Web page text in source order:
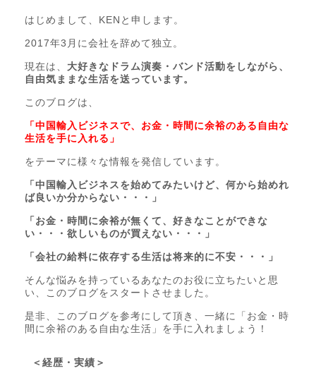
はじめまして、KENと申します。
2017年3月に会社を辞めて独立。
現在は、 大好きなドラム演奏・バンド活動をしながら、
自由気ままな生活を送っています。
このブログは、
「中国輸入ビジネスで、お金・時間に余裕のある自由な
生活を手に入れる」
をテーマに様々な情報を発信しています。
「中国輸入ビジネスを始めてみたいけど、何から始めれ
ば良いか分からない・・・」
「お金・時間に余裕が無くて、好きなことができな
い・・・欲しいものが買えない・・・」
「会社の給料に依存する生活は将来的に不安・・・」
そんな悩みを持っているあなたのお役に立ちたいと思
い、このブログをスタートさせました。
是非、このブログを参考にして頂き、一緒に「お金・時
間に余裕のある自由な生活」を手に入れましょう！
＜経歴・実績＞